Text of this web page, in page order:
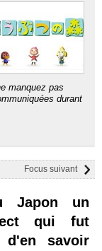
manquez pas
durant
Focus suivant
Japon un
qui fut
d'en savoir